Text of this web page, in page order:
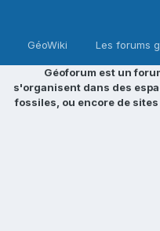
GéoWiki Les forums
Géoforum est un
s'organisent dans des
fossiles, ou encore de